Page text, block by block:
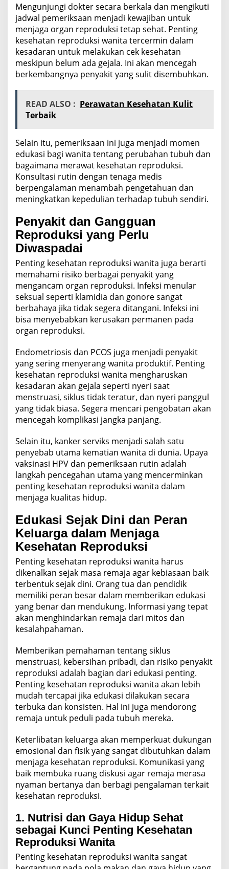
Mengunjungi dokter secara berkala dan mengikuti
jadwal pemeriksaan menjadi kewajiban untuk
menjaga organ reproduksi tetap sehat. Penting
kesehatan reproduksi wanita tercermin dalam
kesadaran untuk melakukan cek kesehatan
meskipun belum ada gejala. Ini akan mencegah
berkembangnya penyakit yang sulit disembuhkan.
READ ALSO : Perawatan Kesehatan Kulit
Terbaik
Selain itu, pemeriksaan ini juga menjadi momen
edukasi bagi wanita tentang perubahan tubuh dan
bagaimana merawat kesehatan reproduksi.
Konsultasi rutin dengan tenaga medis
berpengalaman menambah pengetahuan dan
meningkatkan kepedulian terhadap tubuh sendiri.
Penyakit dan Gangguan
Reproduksi yang Perlu
Diwaspadai
Penting kesehatan reproduksi wanita juga berarti
memahami risiko berbagai penyakit yang
mengancam organ reproduksi. Infeksi menular
seksual seperti klamidia dan gonore sangat
berbahaya jika tidak segera ditangani. Infeksi ini
bisa menyebabkan kerusakan permanen pada
organ reproduksi.
Endometriosis dan PCOS juga menjadi penyakit
yang sering menyerang wanita produktif. Penting
kesehatan reproduksi wanita mengharuskan
kesadaran akan gejala seperti nyeri saat
menstruasi, siklus tidak teratur, dan nyeri panggul
yang tidak biasa. Segera mencari pengobatan akan
mencegah komplikasi jangka panjang.
Selain itu, kanker serviks menjadi salah satu
penyebab utama kematian wanita di dunia. Upaya
vaksinasi HPV dan pemeriksaan rutin adalah
langkah pencegahan utama yang mencerminkan
penting kesehatan reproduksi wanita dalam
menjaga kualitas hidup.
Edukasi Sejak Dini dan Peran
Keluarga dalam Menjaga
Kesehatan Reproduksi
Penting kesehatan reproduksi wanita harus
dikenalkan sejak masa remaja agar kebiasaan baik
terbentuk sejak dini. Orang tua dan pendidik
memiliki peran besar dalam memberikan edukasi
yang benar dan mendukung. Informasi yang tepat
akan menghindarkan remaja dari mitos dan
kesalahpahaman.
Memberikan pemahaman tentang siklus
menstruasi, kebersihan pribadi, dan risiko penyakit
reproduksi adalah bagian dari edukasi penting.
Penting kesehatan reproduksi wanita akan lebih
mudah tercapai jika edukasi dilakukan secara
terbuka dan konsisten. Hal ini juga mendorong
remaja untuk peduli pada tubuh mereka.
Keterlibatan keluarga akan memperkuat dukungan
emosional dan fisik yang sangat dibutuhkan dalam
menjaga kesehatan reproduksi. Komunikasi yang
baik membuka ruang diskusi agar remaja merasa
nyaman bertanya dan berbagi pengalaman terkait
kesehatan reproduksi.
1. Nutrisi dan Gaya Hidup Sehat
sebagai Kunci Penting Kesehatan
Reproduksi Wanita
Penting kesehatan reproduksi wanita sangat